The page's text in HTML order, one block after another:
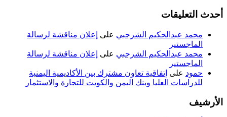
أحدث التعليقات
محمد عبدالحكيم الشرجبي على
إعلان مناقشة لرسالة
الماجستير
محمد عبدالحكيم الشرجبي على
إعلان مناقشة لرسالة
الماجستير
حمود على إتفاقية تعاون مشترك بين الأكاديمية اليمنية
للدراسات العليا وبنك اليمن والكويت للتجارة والاستثمار
الأرشيف